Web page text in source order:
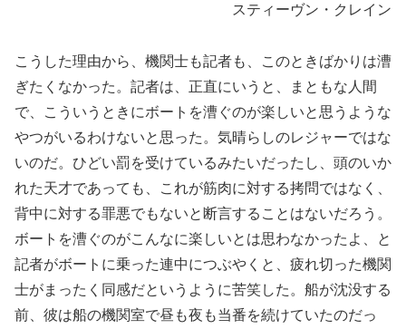
スティーヴン・クレイン
こうした理由から、機関士も記者も、このときばかりは漕
ぎたくなかった。記者は、正直にいうと、まともな人間
で、こういうときにボートを漕ぐのが楽しいと思うような
やつがいるわけないと思った。気晴らしのレジャーではな
いのだ。ひどい罰を受けているみたいだったし、頭のいか
れた天才であっても、これが筋肉に対する拷問ではなく、
背中に対する罪悪でもないと断言することはないだろう。
ボートを漕ぐのがこんなに楽しいとは思わなかったよ、と
記者がボートに乗った連中につぶやくと、疲れ切った機関
士がまったく同感だというように苦笑した。船が沈没する
前、彼は船の機関室で昼も夜も当番を続けていたのだっ